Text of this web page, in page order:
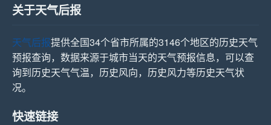
关于天气后报
天气后报提供全国34个省市所属的3146个地区的历史天气
预报查询，数据来源于城市当天的天气预报信息，可以查
询到历史天气气温，历史风向，历史风力等历史天气状
况。
快速链接